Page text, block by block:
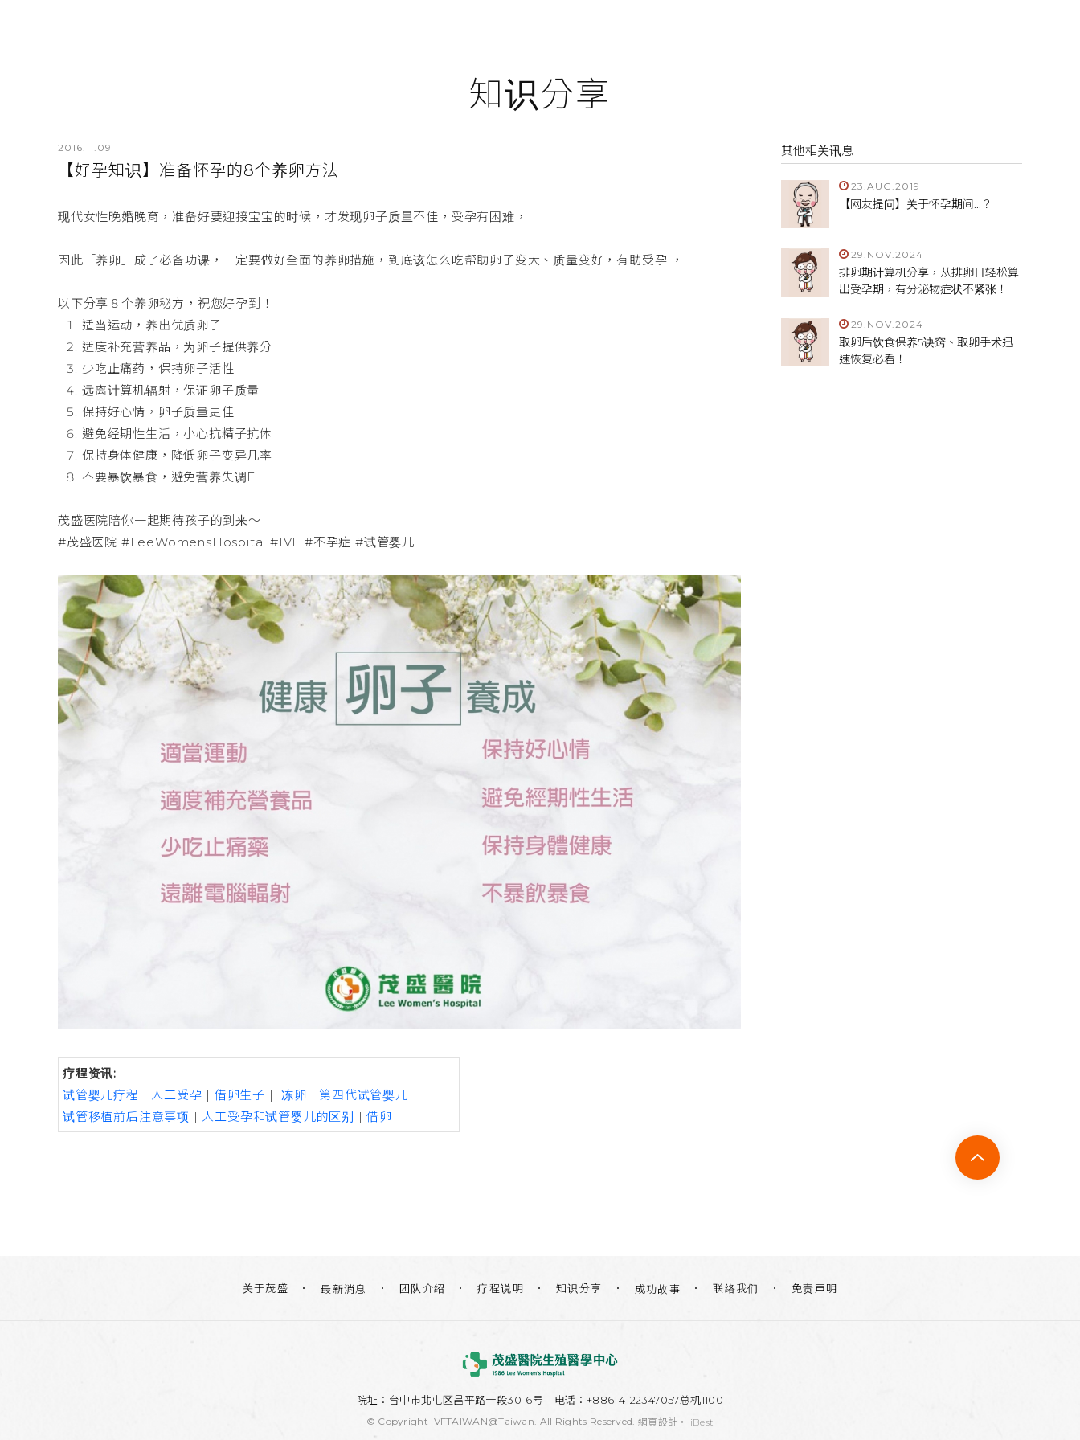
知识分享
2016.11.09
【好孕知识】准备怀孕的8个养卵方法
现代女性晚婚晚育，准备好要迎接宝宝的时候，才发现卵子质量不佳，受孕有困难，
因此「养卵」成了必备功课，一定要做好全面的养卵措施，到底该怎么吃帮助卵子变大、质量变好，有助受孕 ，
以下分享８个养卵秘方，祝您好孕到！
适当运动，养出优质卵子
适度补充营养品，为卵子提供养分
少吃止痛药，保持卵子活性
远离计算机辐射，保证卵子质量
保持好心情，卵子质量更佳
避免经期性生活，小心抗精子抗体
保持身体健康，降低卵子变异几率
不要暴饮暴食，避免营养失调F
茂盛医院陪你一起期待孩子的到来～
#茂盛医院 #LeeWomensHospital #IVF #不孕症 #试管婴儿
疗程资讯:
试管婴儿疗程 | 人工受孕 | 借卵生子 |冻卵 | 第四代试管婴儿
试管移植前后注意事项 | 人工受孕和试管婴儿的区别 |借卵
其他相关讯息
23.AUG.2019
【网友提问】关于怀孕期间...？
29.NOV.2024
排卵期计算机分享，从排卵日轻松算
出受孕期，有分泌物症状不紧张！
29.NOV.2024
取卵后饮食保养5诀窍、取卵手术迅
速恢复必看！
关于茂盛 最新消息 团队介绍 疗程说明 知识分享 成功故事 联络我们 免责声明
院址： 台中市北屯区昌平路一段30-6号 电话：+886-4-22347057总机1100
© Copyright IVFTAIWAN@Taiwan. All Rights Reserved. 網頁設計 ‧ iBest